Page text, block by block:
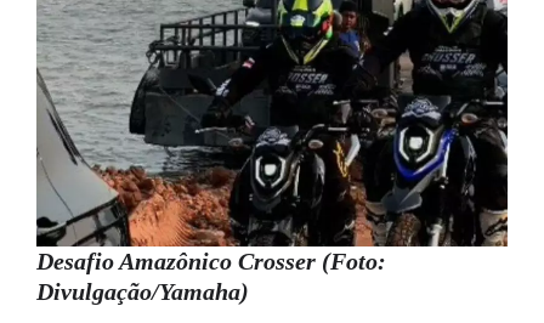
Desafio Amazônico Crosser (Foto:
Divulgação/Yamaha)